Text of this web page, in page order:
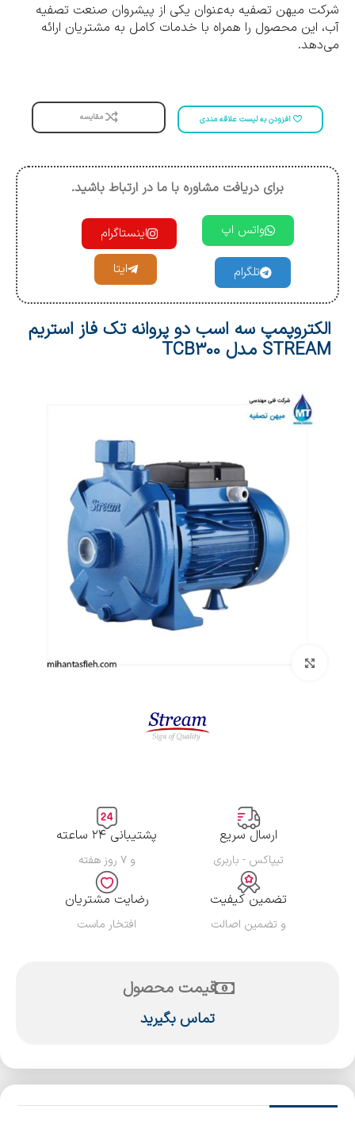
شرکت میهن تصفیه به‌عنوان یکی از پیشروان صنعت تصفیه
آب، این محصول را همراه با خدمات کامل به مشتریان ارائه
می‌دهد.
افزودن به لیست علاقه مندی مقایسه
برای دریافت مشاوره با ما در ارتباط باشید.
واتس اپ اینستاگرام
تلگرام ایتا
الکتروپمپ سه اسب دو پروانه تک فاز استریم
STREAM مدل TCB300
بزرگنمایی تصویر
ارسال سریع
تیپاکس - باربری
پشتیبانی ۲۴ ساعته
و ۷ روز هفته
تضمین کیفیت
و تضمین اصالت
رضایت مشتریان
افتخار ماست
قیمت محصول
تماس بگیرید